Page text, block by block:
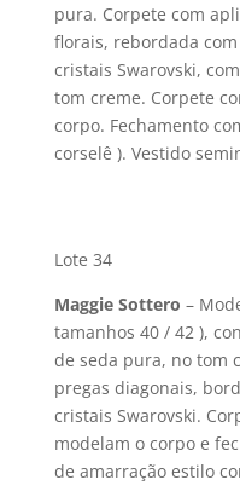
pura. Corpete com
florais, rebordada
cristais Swarovski,
tom creme. Corpete
corpo. Fechamento
corselê ). Vestido
Lote 34
Maggie Sottero –
tamanhos 40 / 42 ),
de seda pura, no tom
pregas diagonais,
cristais Swarovski.
modelam o corpo e
de amarração estilo